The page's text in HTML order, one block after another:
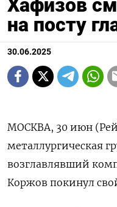
Хафизов
на посту
30.06.2025
МОСКВА, 30 июн
металлургическая
возглавлявший
Коржов покинул